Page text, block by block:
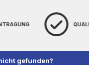
gefunden?